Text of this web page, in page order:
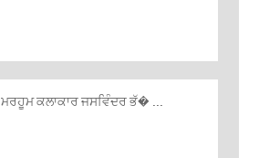
ਮਰਹੂਮ ਕਲਾਕਾਰ ਜਸਵਿੰਦਰ ਭੱ� ...